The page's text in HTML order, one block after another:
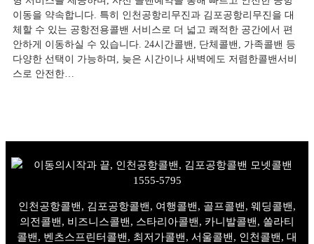
이동을 약속합니다. 특히 인천공항리무진과 김포공항리무진을 대
체할 수 있는 공항전용콜밴 서비스로 더 넓고 쾌적한 공간에서 편
안하게 이동하실 수 있습니다. 24시간콜밴, 단체콜밴, 가족콜밴 등
다양한 선택이 가능하며, 늦은 시간이나 새벽에도 저렴한콜밴서비
스로 안전한…
인천공항콜밴, 김포공항콜밴, 여행콜밴, 골프콜밴, 웨딩콜밴,
의전콜밴, 비즈니스콜밴, 스타리아콜밴, 카니발콜밴, 쏠라티
콜밴, 벤츠스프린터콜밴, 최저가콜밴, 서울콜밴, 인천콜밴, 대